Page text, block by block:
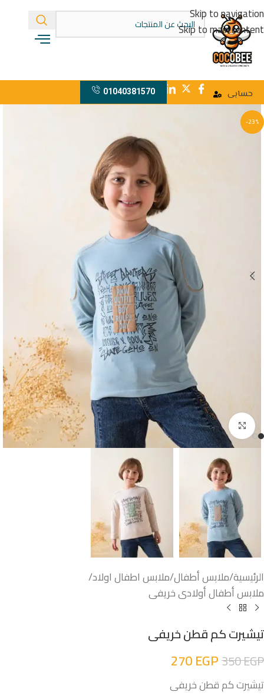
Skip to navigation
Skip to main content
حسابى 01040381570
-23%
اضغط للتكبير
الرئيسية/ملابس أطفال/ملابس اطفال اولاد/
ملابس أطفال أولادى خريفى
تيشيرت كم قطن خريفى
350EGP
270EGP
تيشيرت كم قطن خريفى